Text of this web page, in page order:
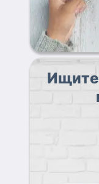
Ищите